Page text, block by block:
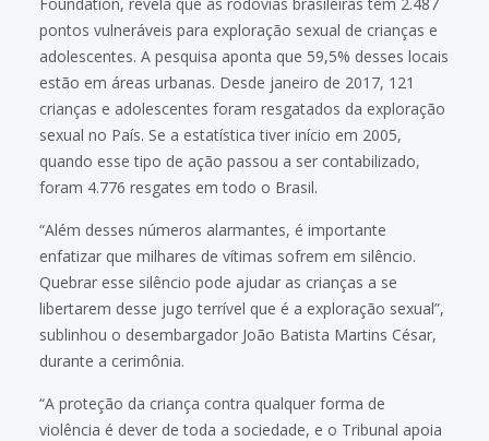
pontos vulneráveis para exploração sexual de crianças e
adolescentes. A pesquisa aponta que 59,5% desses locais
estão em áreas urbanas. Desde janeiro de 2017, 121
crianças e adolescentes foram resgatados da exploração
sexual no País. Se a estatística tiver início em 2005,
quando esse tipo de ação passou a ser contabilizado,
foram 4.776 resgates em todo o Brasil.
“Além desses números alarmantes, é importante
enfatizar que milhares de vítimas sofrem em silêncio.
Quebrar esse silêncio pode ajudar as crianças a se
libertarem desse jugo terrível que é a exploração sexual”,
sublinhou o desembargador João Batista Martins César,
durante a cerimônia.
“A proteção da criança contra qualquer forma de
violência é dever de toda a sociedade, e o Tribunal apoia